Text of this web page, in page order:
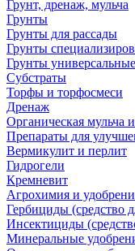
Грунт, дренаж, мульча
Грунты
Грунты для рассады
Грунты
Грунты универсальные
Субстраты
Торфы и торфосмеси
Дренаж
Органическая мульча
Препараты для
Вермикулит и перлит
Гидрогели
Кремневит
Агрохимия и
Гербициды (средство
Инсектициды
Минеральные